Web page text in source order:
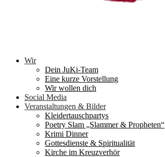
Wir
Dein JuKi-Team
Eine kurze Vorstellung
Wir wollen dich
Social Media
Veranstaltungen & Bilder
Kleidertauschpartys
Poetry Slam „Slammer & Propheten“
Krimi Dinner
Gottesdienste & Spiritualität
Kirche im Kreuzverhör